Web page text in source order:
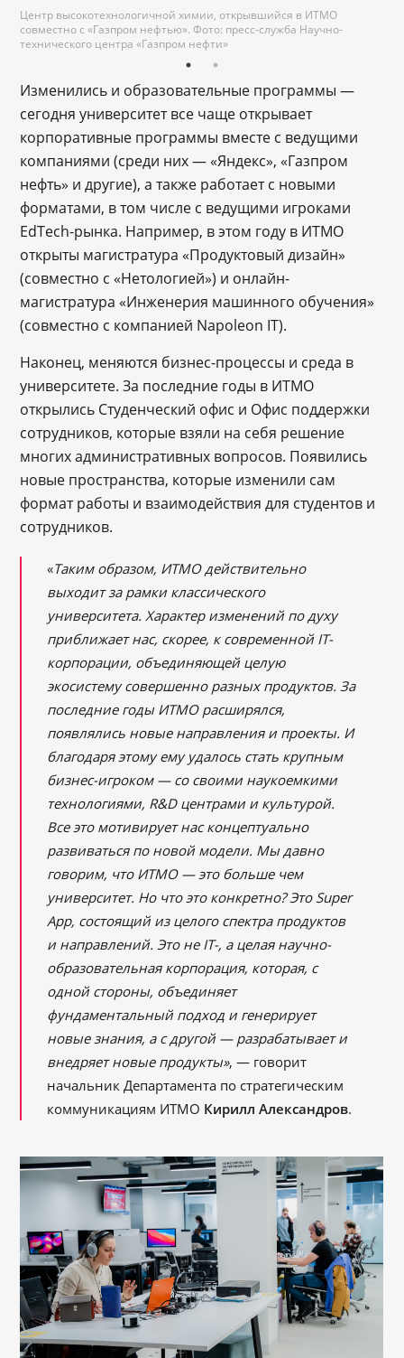
Центр высокотехнологичной химии, открывшийся в ИТМО
совместно с «Газпром нефтью». Фото: пресс-служба Научно-
технического центра «Газпром нефти»
Изменились и образовательные программы ―
сегодня университет все чаще открывает
корпоративные программы вместе с ведущими
компаниями (среди них ― «Яндекс», «Газпром
нефть» и другие), а также работает с новыми
форматами, в том числе с ведущими игроками
EdTech-рынка. Например, в этом году в ИТМО
открыты магистратура «Продуктовый дизайн»
(совместно с «Нетологией») и онлайн-
магистратура «Инженерия машинного обучения»
(совместно с компанией Napoleon IT).
Наконец, меняются бизнес-процессы и среда в
университете. За последние годы в ИТМО
открылись Студенческий офис и Офис поддержки
сотрудников, которые взяли на себя решение
многих административных вопросов. Появились
новые пространства, которые изменили сам
формат работы и взаимодействия для студентов и
сотрудников.
«Таким образом, ИТМО действительно
выходит за рамки классического
университета. Характер изменений по духу
приближает нас, скорее, к современной IT-
корпорации, объединяющей целую
экосистему совершенно разных продуктов. За
последние годы ИТМО расширялся,
появлялись новые направления и проекты. И
благодаря этому ему удалось стать крупным
бизнес-игроком ― со своими наукоемкими
технологиями, R&D центрами и культурой.
Все это мотивирует нас концептуально
развиваться по новой модели. Мы давно
говорим, что ИТМО ― это больше чем
университет. Но что это конкретно? Это Super
App, состоящий из целого спектра продуктов
и направлений. Это не IT-, а целая научно-
образовательная корпорация, которая, с
одной стороны, объединяет
фундаментальный подход и генерирует
новые знания, а с другой ― разрабатывает и
внедряет новые продукты», ― говорит
начальник Департамента по стратегическим
коммуникациям ИТМО Кирилл Александров.